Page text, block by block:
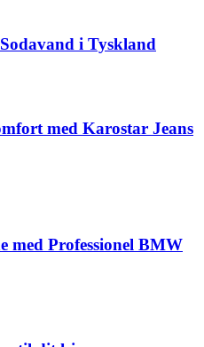
i Tyskland
med Karostar Jeans
med Professionel BMW